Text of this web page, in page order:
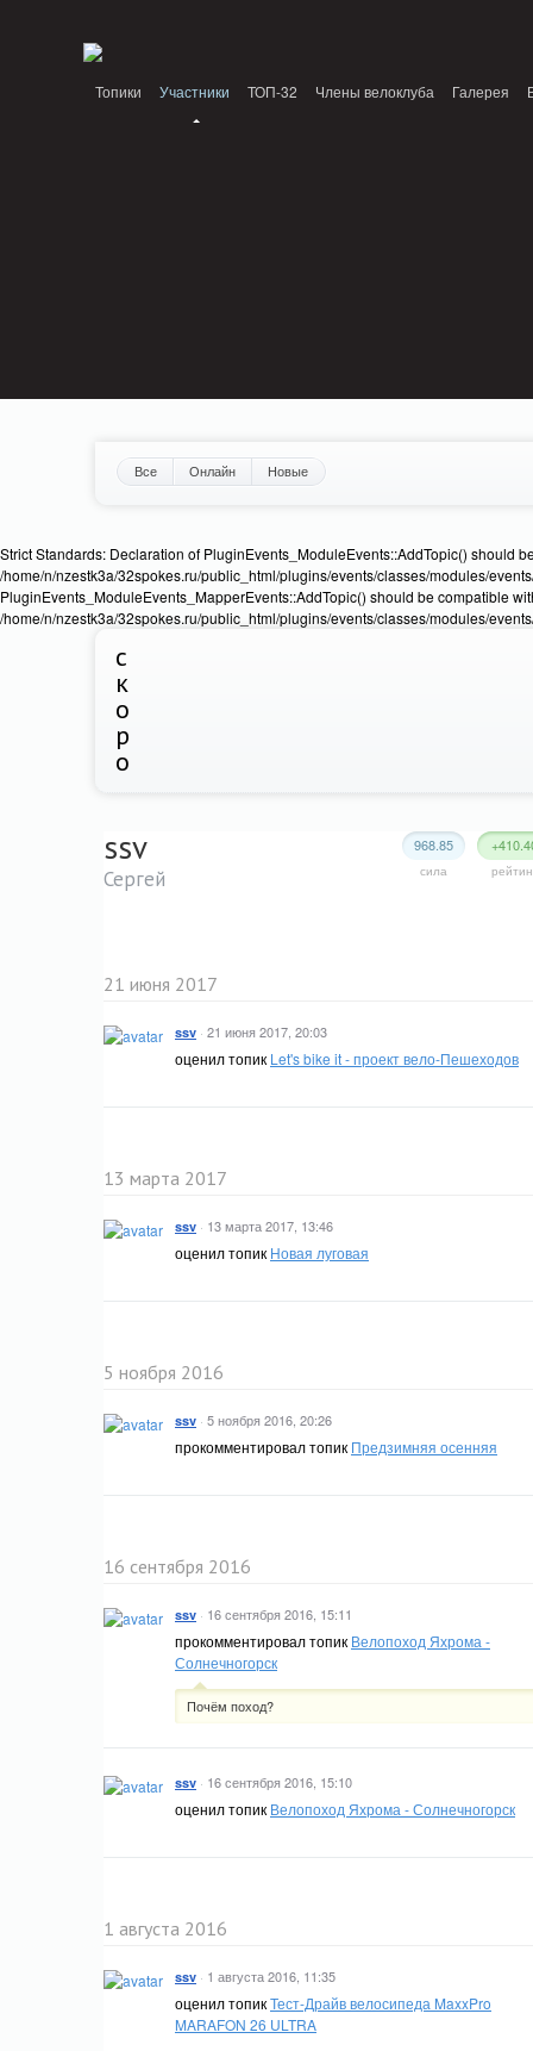
Топики Участники ТОП-32 Члены велоклуба Галерея
Все Онлайн Новые
Strict Standards: Declaration of PluginEvents_ModuleEvents::AddTopic() should
/home/n/nzestk3a/32spokes.ru/public_html/plugins/events/classes/modules/
PluginEvents_ModuleEvents_MapperEvents::AddTopic() should be compatible
/home/n/nzestk3a/32spokes.ru/public_html/plugins/events/classes/modules/
с
к
о
р
о
968.85
сила
ssv
Сергей
21 июня 2017
ssv · 21 июня 2017, 20:03
оценил топик Let's bike it - проект вело-Пешеходов
13 марта 2017
ssv · 13 марта 2017, 13:46
оценил топик Новая луговая
5 ноября 2016
ssv · 5 ноября 2016, 20:26
прокомментировал топик Предзимняя осенняя
16 сентября 2016
ssv · 16 сентября 2016, 15:11
прокомментировал топик Велопоход Яхрома -
Солнечногорск
Почём поход?
ssv · 16 сентября 2016, 15:10
оценил топик Велопоход Яхрома - Солнечногорск
1 августа 2016
ssv · 1 августа 2016, 11:35
оценил топикТест-Драйв велосипеда MaxxPro
MARAFON 26 ULTRA